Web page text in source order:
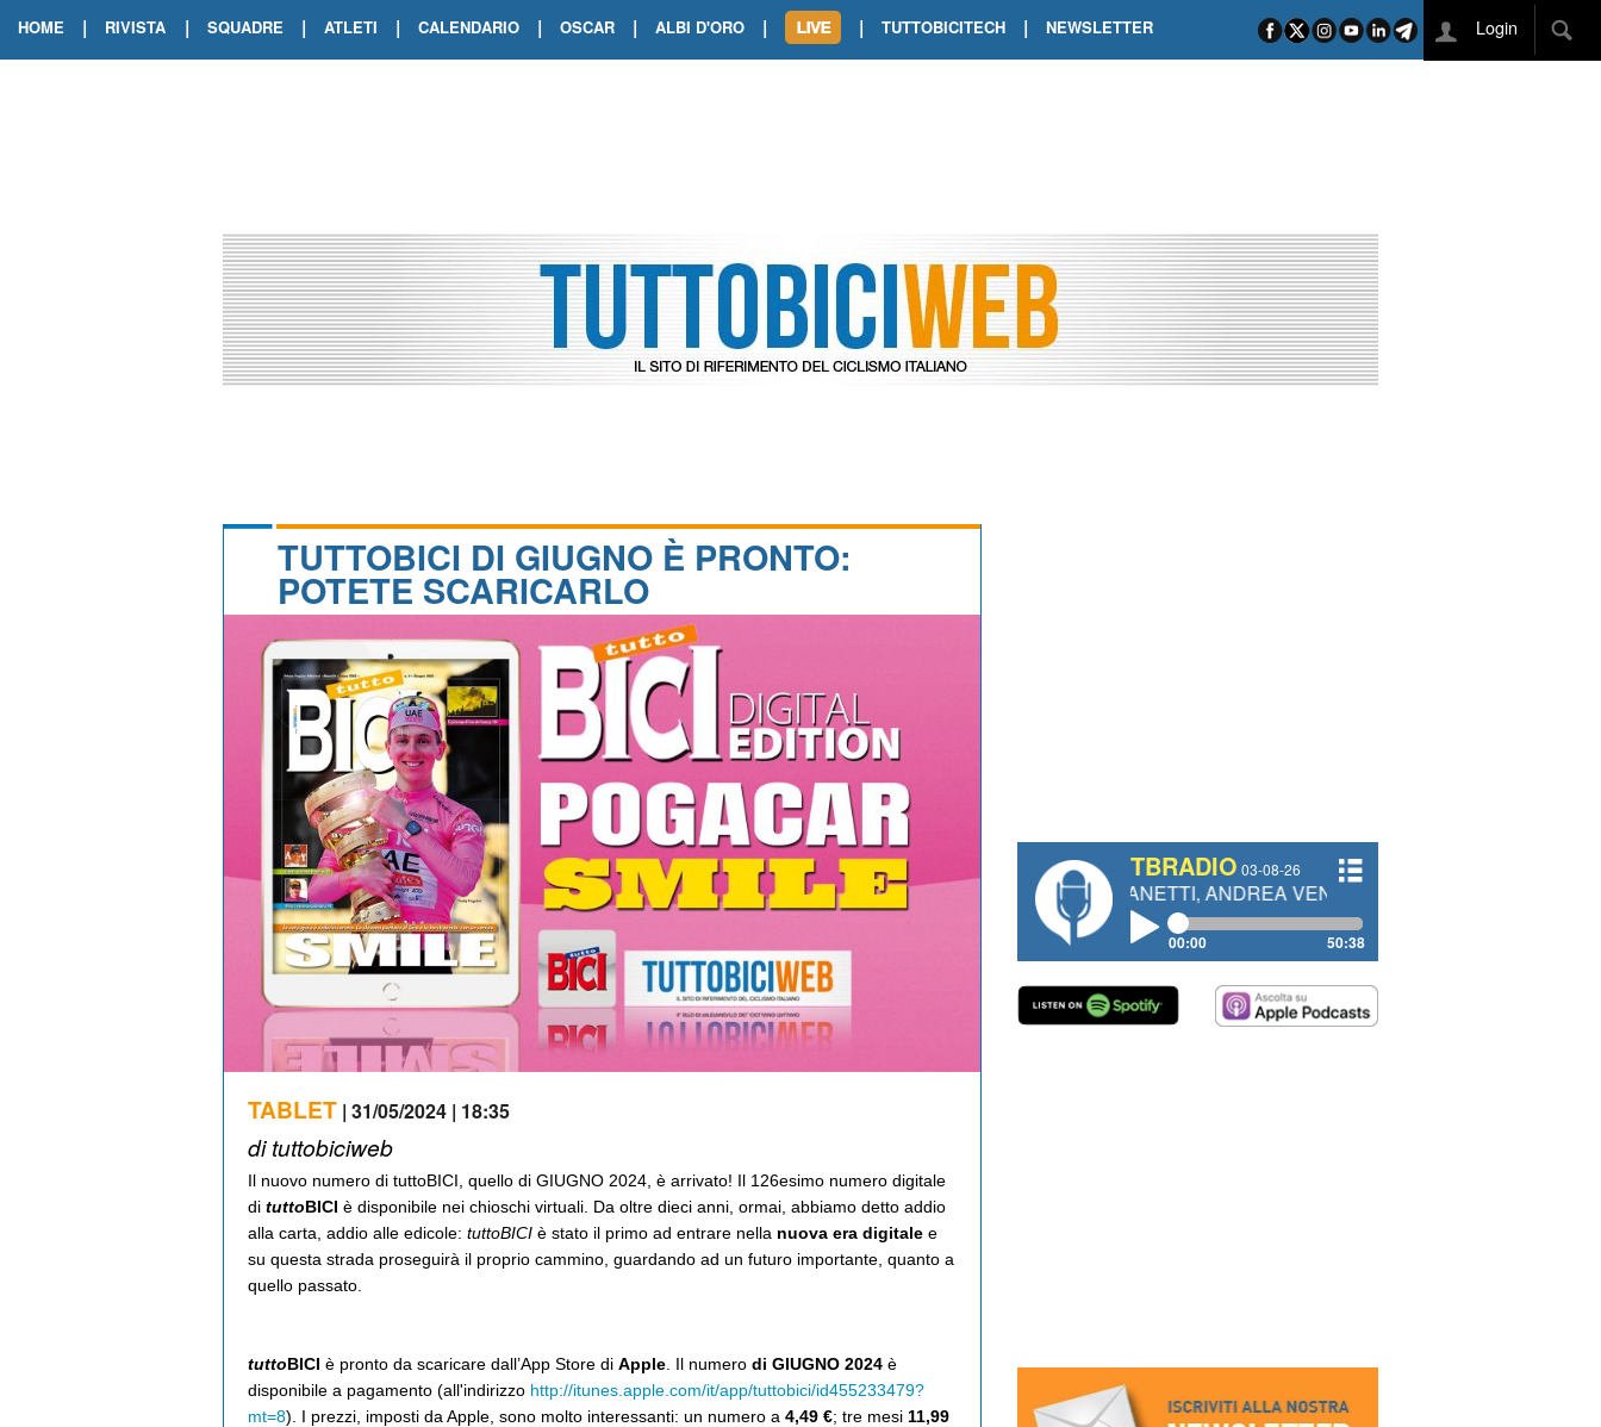
HOME | RIVISTA | SQUADRE | ATLETI | CALENDARIO | OSCAR | ALBI D'ORO |
TOUR DE FRANCE. ORCIERES-MERLETTE INCORONA CARAPAZ
TOUR DE FRANCE. A VOIRON TRIONFO DI PHILIPSEN SU SCHMID E KOOIJ
| TUTTOBICITECH | NEWSLETTER Login
TUTTOBICI DI GIUGNO È PRONTO:
POTETE SCARICARLO
TABLET | 31/05/2024 | 18:35
di tuttobiciweb
Il nuovo numero di tuttoBICI, quello di GIUGNO 2024, è arrivato! Il 126esimo numero digitale
di tuttoBICI è disponibile nei chioschi virtuali. Da oltre dieci anni, ormai, abbiamo detto addio
alla carta, addio alle edicole: tuttoBICI è stato il primo ad entrare nella nuova era digitale e
su questa strada proseguirà il proprio cammino, guardando ad un futuro importante, quanto a
quello passato.
tuttoBICI è pronto da scaricare dall’App Store di Apple . Il numero di GIUGNO 2024 è
disponibile a pagamento (all'indirizzo http://itunes.apple.com/it/app/tuttobici/id455233479?
mt=8). I prezzi, imposti da Apple, sono molto interessanti: un numero a 4,49 €; tre mesi 11,99
TBRADIO 03-08-26
#334 CHARLY WEGELIUS, MAURO GIANETTI, ANDREA VENDRAME, FILIPPO FIORELLI
00:00 50:38